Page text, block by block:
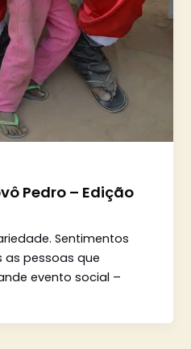
Pedro – Edição
Sentimentos
pessoas que
evento social –